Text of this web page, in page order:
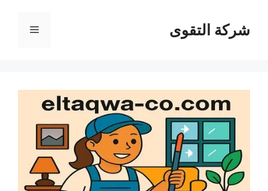
المحتوىشركة التقوى القائمة